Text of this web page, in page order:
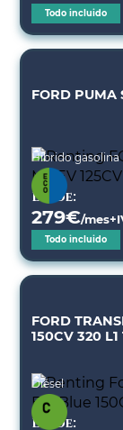
Todo incluido
FORD PUMA
Híbrido gasolina
Desde:
279€/
Todo incluido
FORD
150CV 320
Diésel
Desde: